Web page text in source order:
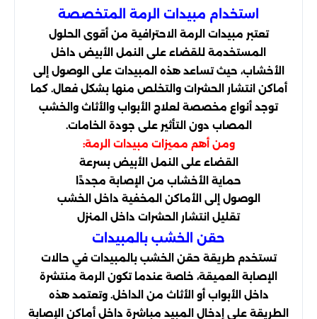
استخدام مبيدات الرمة المتخصصة
تعتبر مبيدات الرمة الاحترافية من أقوى الحلول
المستخدمة للقضاء على النمل الأبيض داخل
الأخشاب، حيث تساعد هذه المبيدات على الوصول إلى
أماكن انتشار الحشرات والتخلص منها بشكل فعال. كما
توجد أنواع مخصصة لعلاج الأبواب والأثاث والخشب
المصاب دون التأثير على جودة الخامات.
ومن أهم مميزات مبيدات الرمة:
القضاء على النمل الأبيض بسرعة
حماية الأخشاب من الإصابة مجددًا
الوصول إلى الأماكن المخفية داخل الخشب
تقليل انتشار الحشرات داخل المنزل
حقن الخشب بالمبيدات
تستخدم طريقة حقن الخشب بالمبيدات في حالات
الإصابة العميقة، خاصة عندما تكون الرمة منتشرة
داخل الأبواب أو الأثاث من الداخل. وتعتمد هذه
الطريقة على إدخال المبيد مباشرة داخل أماكن الإصابة